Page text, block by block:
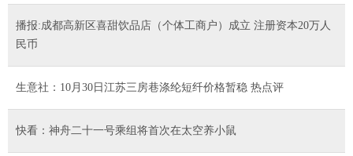
播报:成都高新区喜甜饮品店（个体工商户）成立 注册资本20万人
民币
生意社：10月30日江苏三房巷涤纶短纤价格暂稳 热点评
快看：神舟二十一号乘组将首次在太空养小鼠